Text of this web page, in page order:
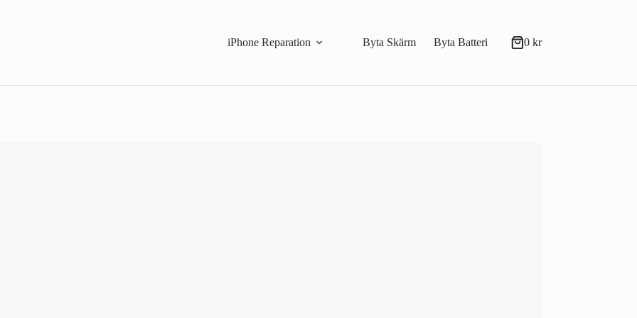
iPhone Reparation
Byta Skärm Byta Batteri Varukorg
0 kr